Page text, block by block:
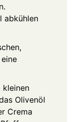
abkühlen
kleinen
Olivenöl
Crema